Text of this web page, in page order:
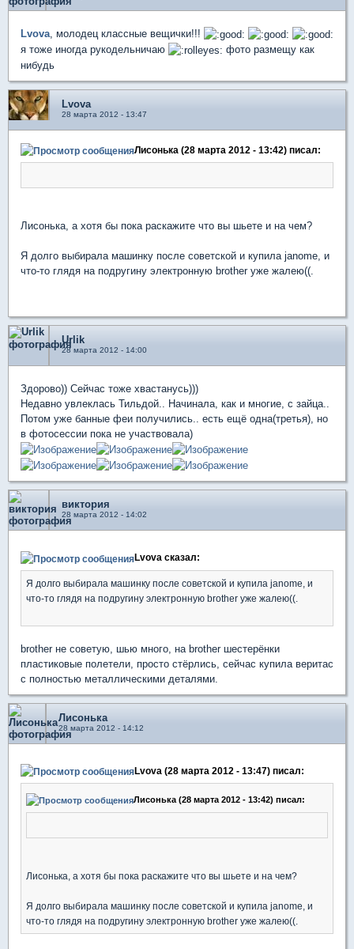
Lvova , молодец классные вещички!!!
я тоже иногда рукодельничаю
фото размещу как
нибудь
Lvova
28 марта 2012 - 13:47
Лисонька (28 марта 2012 - 13:42) писал:
Лисонька, а хотя бы пока раскажите что вы шьете и на чем?
Я долго выбирала машинку после советской и купила janome, и
что-то глядя на подругину электронную brother уже жалею((.
Urlik
28 марта 2012 - 14:00
Здорово)) Сейчас тоже хвастанусь)))
Недавно увлеклась Тильдой.. Начинала, как и многие, с зайца..
Потом уже банные феи получились.. есть ещё одна(третья), но
в фотосессии пока не участвовала)
виктория
28 марта 2012 - 14:02
Lvova сказал:
Я долго выбирала машинку после советской и купила janome, и
что-то глядя на подругину электронную brother уже жалею((.
brother не советую, шью много, на brother шестерёнки
пластиковые полетели, просто стёрлись, сейчас купила веритас
с полностью металлическими деталями.
Лисонька
28 марта 2012 - 14:12
Lvova (28 марта 2012 - 13:47) писал:
Лисонька (28 марта 2012 - 13:42) писал:
Лисонька, а хотя бы пока раскажите что вы шьете и на чем?
Я долго выбирала машинку после советской и купила janome, и
что-то глядя на подругину электронную brother уже жалею((.